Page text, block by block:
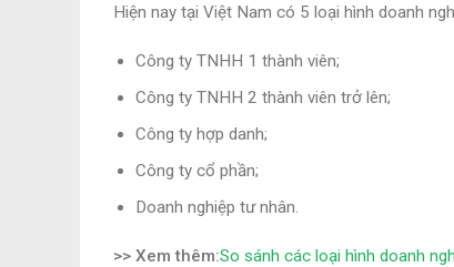
Hiện nay tại Việt Nam có 5 loại hình doanh
Công ty TNHH 1 thành viên;
Công ty TNHH 2 thành viên trở lên;
Công ty hợp danh;
Công ty cổ phần;
Doanh nghiệp tư nhân.
>> Xem thêm:So sánh các loại hình doanh